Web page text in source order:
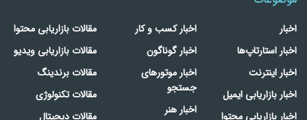
اخبار
اخبار استارتاپ‌ها
اخبار اینترنت
اخبار بازاریابی ایمیل
اخبار بازاریابی محتوا
اخبار کسب و کار
اخبار گوناگون
اخبار موتورهای
جستجو
اخبار هنر
مقالات بازاریابی محتوا
مقالات بازاریابی ویدیو
مقالات برندینگ
مقالات تکنولوژی
مقالات دیجیتال